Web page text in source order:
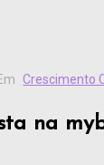
Crescimento
na